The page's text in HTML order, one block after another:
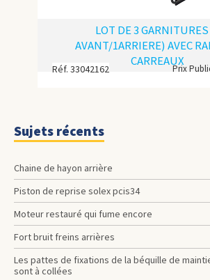
LOT DE 3
AVANT/1ARRIERE) AVEC
CARREAUX
Réf. 33042162 Prix
Sujets récents
Chaine de hayon arrière
Piston de reprise solex pcis34
Moteur restauré qui fume encore
Fort bruit freins arrières
les pattes de fixations de la béquille de maintien du cache coffre
sont à collées